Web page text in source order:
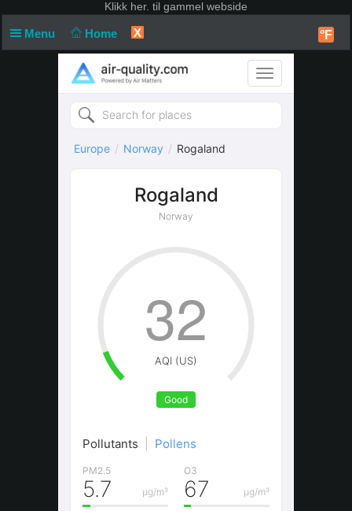
Klikk her. til gammel webside
Menu Home X °F